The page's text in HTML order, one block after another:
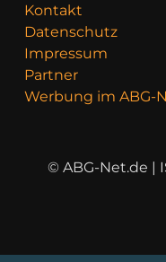
Kontakt
Datenschutz
Impressum
Partner
Werbung im ABG-
© ABG-Net.de |